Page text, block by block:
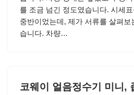
를 조금 넘긴 정도였습니다. 시세
중반이었는데, 제가 서류를 살펴보
습니다. 차량…
코웨이 얼음정수기 미니,